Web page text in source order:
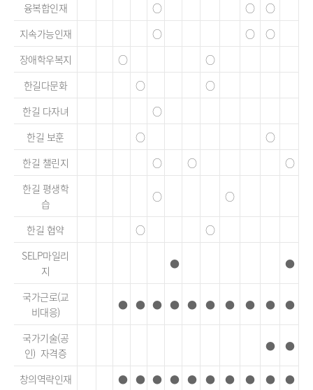
융복합인재 ○ ○
○
지속가능인재
○ ○
○
장애학우복지
○
○
한길다문화
○
○
한길 다자녀
○
한길 보훈
○
○
한길 챌린지
○ ○
○
한길 평생학
습
○ ○
한길 협약 ○
○
SELP마일리
지
● ●
국가근로(교
비대응)
● ● ● ● ● ● ● ● ● ●
국가기술(공
인) 자격증
● ●
창의역략인재 ● ● ● ● ● ● ● ● ●
●